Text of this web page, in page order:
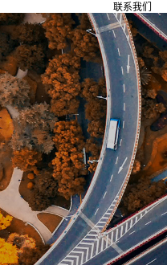
联系我们